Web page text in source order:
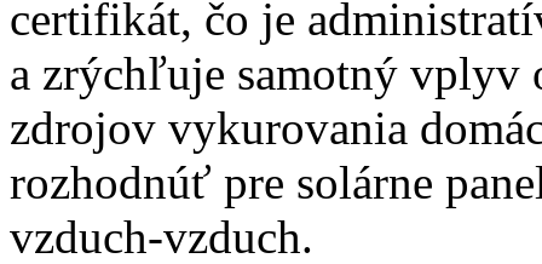
certifikát, čo je
a zrýchľuje samotný vplyv
zdrojov vykurovania
rozhodnúť pre solárne
vzduch-vzduch.